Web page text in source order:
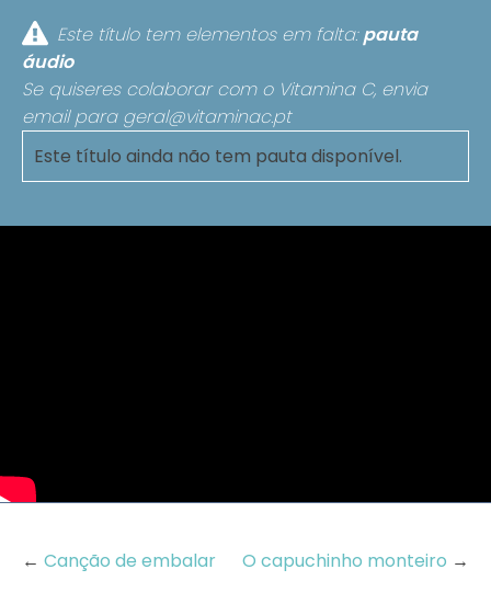
Este título tem elementos em falta:pauta
áudio
Se quiseres colaborar com o Vitamina C, envia
email para geral@vitaminac.pt
Este título ainda não tem pauta disponível.
← Canção de embalar O capuchinho monteiro →